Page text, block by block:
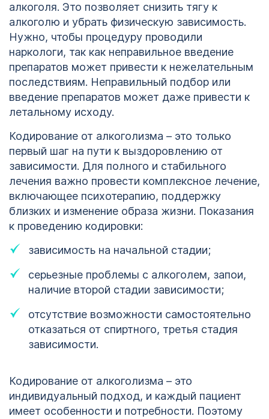
алкоголя. Это позволяет снизить тягу к
алкоголю и убрать физическую зависимость.
Нужно, чтобы процедуру проводили
наркологи, так как неправильное введение
препаратов может привести к нежелательным
последствиям. Неправильный подбор или
введение препаратов может даже привести к
летальному исходу.
Кодирование от алкоголизма – это только
первый шаг на пути к выздоровлению от
зависимости. Для полного и стабильного
лечения важно провести комплексное лечение,
включающее психотерапию, поддержку
близких и изменение образа жизни. Показания
к проведению кодировки:
зависимость на начальной стадии;
серьезные проблемы с алкоголем, запои,
наличие второй стадии зависимости;
отсутствие возможности самостоятельно
отказаться от спиртного, третья стадия
зависимости.
Кодирование от алкоголизма – это
индивидуальный подход, и каждый пациент
имеет особенности и потребности. Поэтому